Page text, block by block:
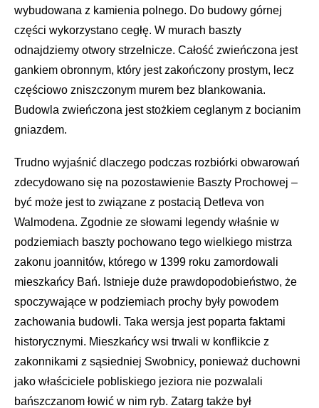
wybudowana z kamienia polnego. Do budowy górnej
części wykorzystano cegłę. W murach baszty
odnajdziemy otwory strzelnicze. Całość zwieńczona jest
gankiem obronnym, który jest zakończony prostym, lecz
częściowo zniszczonym murem bez blankowania.
Budowla zwieńczona jest stożkiem ceglanym z bocianim
gniazdem.
Trudno wyjaśnić dlaczego podczas rozbiórki obwarowań
zdecydowano się na pozostawienie Baszty Prochowej –
być może jest to związane z postacią Detleva von
Walmodena. Zgodnie ze słowami legendy właśnie w
podziemiach baszty pochowano tego wielkiego mistrza
zakonu joannitów, którego w 1399 roku zamordowali
mieszkańcy Bań. Istnieje duże prawdopodobieństwo, że
spoczywające w podziemiach prochy były powodem
zachowania budowli. Taka wersja jest poparta faktami
historycznymi. Mieszkańcy wsi trwali w konflikcie z
zakonnikami z sąsiedniej Swobnicy, ponieważ duchowni
jako właściciele pobliskiego jeziora nie pozwalali
bańszczanom łowić w nim ryb. Zatarg także był